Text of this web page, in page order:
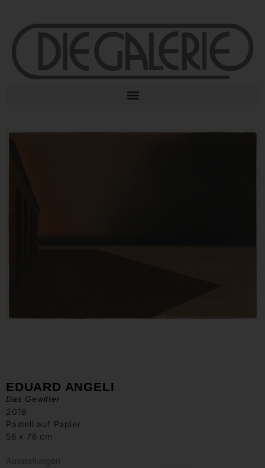
EDUARD ANGELI
Das Gewitter
2018
Pastell auf Papier
56 x 76 cm
Ausstellungen